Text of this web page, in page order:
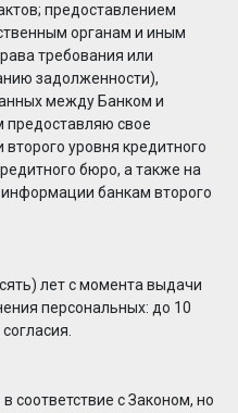
предоставлением
органам и иным
требования или
задолженности),
между Банком и
предоставляю свое
уровня кредитного
бюро, а также на
банкам второго
лет с момента выдачи
персональных: до 10
соответствие с Законом, но